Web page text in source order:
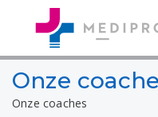
Onze
Onze coaches